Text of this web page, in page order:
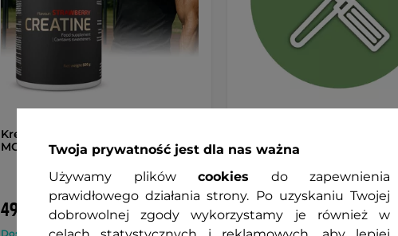
Kreatyna PREMIUM inSPORTline
MONOHYDRAT 500g
49,90 zł
Dostępny
Profesjonalny montaż
1
249 zł
Dostępny
Twoja prywatność jest dla nas ważna
Używamy plików cookies do zapewnienia
prawidłowego działania strony. Po uzyskaniu Twojej
dobrowolnej zgody wykorzystamy je również w